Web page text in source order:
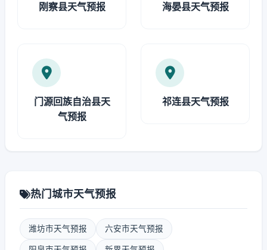
刚察县天气预报 海晏县天气预报
门源回族自治县天
气预报
祁连县天气预报
热门城市天气预报
潍坊市天气预报 六安市天气预报